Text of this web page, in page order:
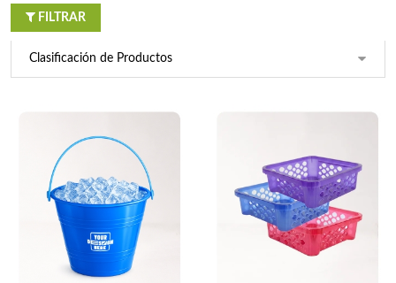
Recipientes
Recipientes
Recipiente
Multiusos 10
Litros
3213060
Recipientes
Juego X 4
FILTRAR